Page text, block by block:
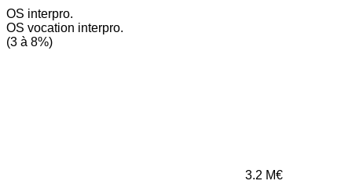
OS interpro.
OS vocation interpro.
(3 à 8%)
3.2 M€